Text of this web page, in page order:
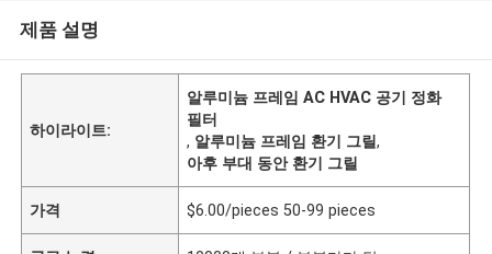
제품 설명
하이라이트:
알루미늄 프레임 AC HVAC 공기 정화
필터
, 알루미늄 프레임 환기 그릴,
아후 부대 동안 환기 그릴
가격 $6.00/pieces 50-99 pieces